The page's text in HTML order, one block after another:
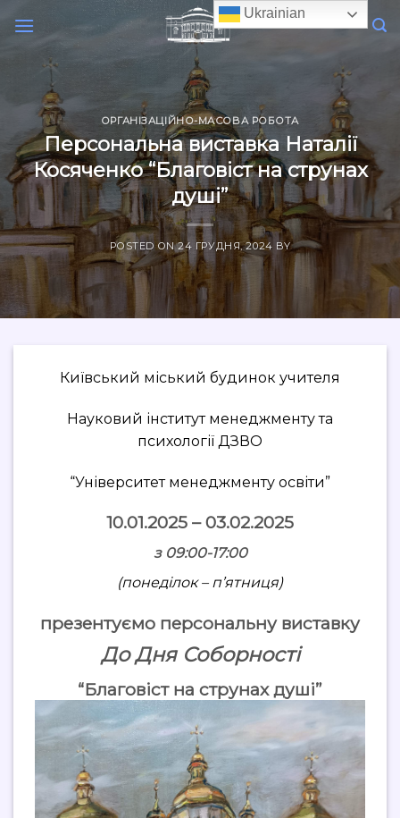
content
ОРГАНІЗАЦІЙНО-МАСОВА РОБОТА
Персональна виставка Наталії
Косяченко “Благовіст на струнах
душі”
POSTED ON24 ГРУДНЯ, 2024 BY
Київський міський будинок учителя
Науковий інститут менеджменту та
психології ДЗВО
“Університет менеджменту освіти”
10.01.2025 – 03.02.2025
з 09:00-17:00
(понеділок – п’ятниця)
презентуємо персональну виставку
До Дня Соборності
“Благовіст на струнах душі”
Ukrainian